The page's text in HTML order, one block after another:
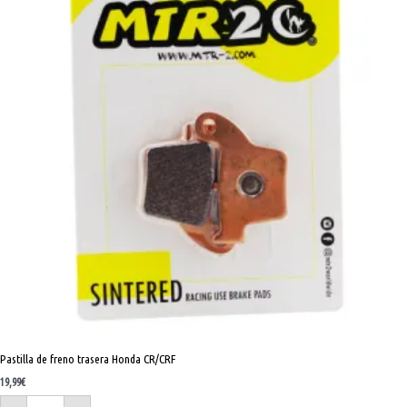
Pastilla de freno trasera Honda CR/CRF
19,99€